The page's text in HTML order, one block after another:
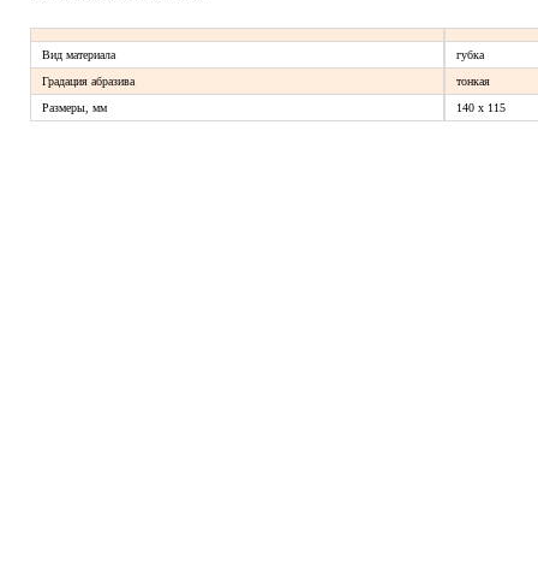
Вид материала
губка
Градация абразива
тонкая
Размеры, мм
140 х 115